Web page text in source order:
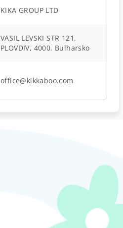
KIKA GROUP LTD
VASIL LEVSKI STR 121,
PLOVDIV, 4000, Bulharsko
office@kikkaboo.com